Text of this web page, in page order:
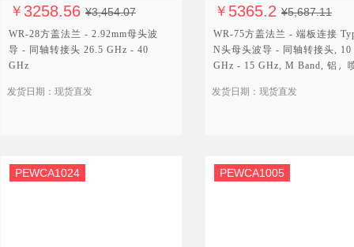
￥ 3258.56 ¥3,454.07
WR-28方盖法兰 - 2.92mm母头波
导 - 同轴转接头 26.5 GHz - 40
GHz
发货日期：现货直发
￥ 5365.2 ¥5,687.11
WR-75方盖法兰 - 端板连接
N头母头波导 - 同轴转接头, 10
GHz - 15 GHz, M Band, 铝，
发货日期：现货直发
PEWCA1024 PEWCA1005